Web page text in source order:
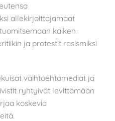
allekirjoittajamaat
kaiken
ja protestit rasismiksi
vaihtoehtomediat ja
ryhtyivät levittämään
koskevia